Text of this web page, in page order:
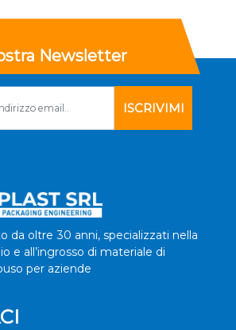
Newsletter
da oltre 30 anni, specializzati nella
e all’ingrosso di materiale di
per aziende